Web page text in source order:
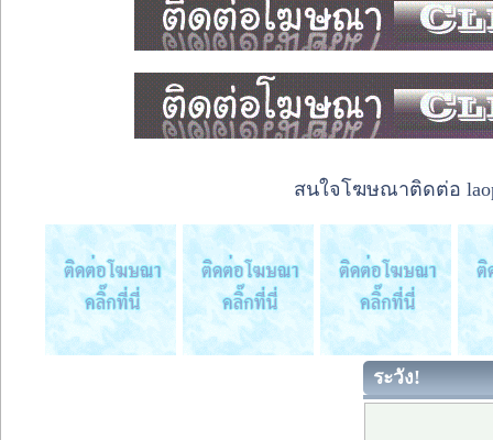
สนใจโฆษณาติดต่อ
ระวัง!